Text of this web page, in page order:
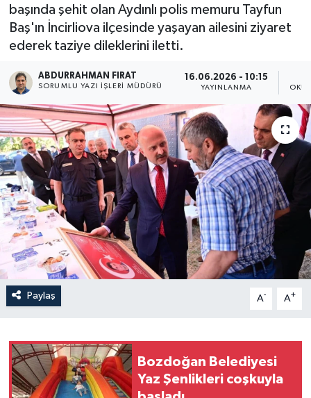
başında şehit olan Aydınlı polis memuru Tayfun
Baş'ın İncirliova ilçesinde yaşayan ailesini ziyaret
ederek taziye dileklerini iletti.
ABDURRAHMAN FIRAT
SORUMLU YAZI İŞLERI MÜDÜRÜ
16.06.2026 - 10:15
YAYINLANMA
Paylaş A- A+
Bozdoğan Belediyesi
Yaz Şenlikleri coşkuyla